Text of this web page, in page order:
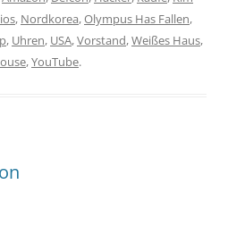
, Nordkorea,Olympus Has Fallen,
, Uhren, USA,Vorstand,Weißes Haus,
,YouTube.